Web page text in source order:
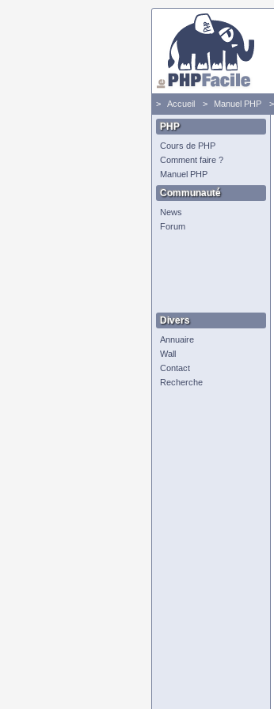
Accueil Manuel PHP
PHP
Cours de PHP
Comment faire ?
Manuel PHP
Communauté
News
Forum
Divers
Annuaire
Wall
Contact
Recherche